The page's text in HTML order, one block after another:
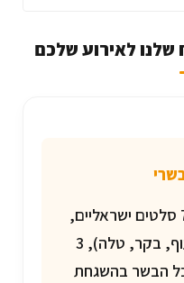
שלנו לאירוע שלכם
מקייטרינג מאמא כולל 7 סלטים ישראליים,
3 מנות בשר לבחירה (עוף, בקר, טלה), 3
הבשר בהשגחת